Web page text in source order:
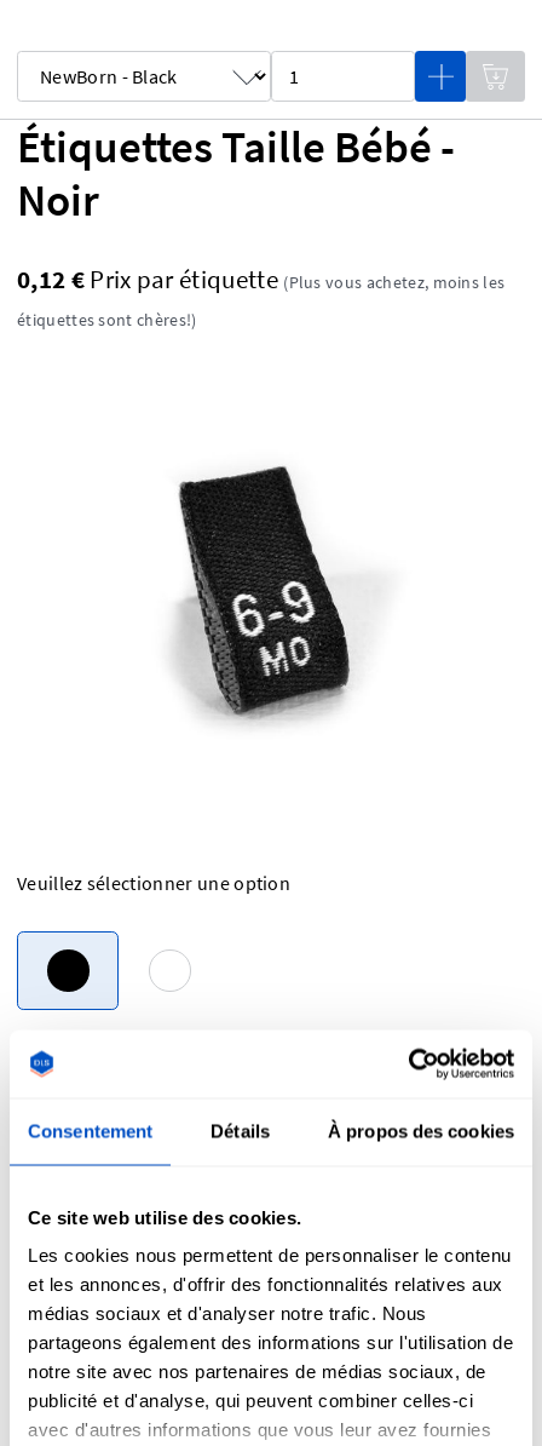
Consentement Détails À propos des cookies
Ce site web utilise des cookies.
Les cookies nous permettent de personnaliser le contenu
et les annonces, d'offrir des fonctionnalités relatives aux
médias sociaux et d'analyser notre trafic. Nous
partageons également des informations sur l'utilisation de
notre site avec nos partenaires de médias sociaux, de
publicité et d'analyse, qui peuvent combiner celles-ci
avec d'autres informations que vous leur avez fournies
Étiquettes Taille Bébé -
Noir
0,12 €Prix ​​par étiquette (Plus vous achetez, moins les
étiquettes sont chères!)
Veuillez sélectionner une option
Vous aurez toujours le besoin d'étiqueter clairement vos
sont destinées à être pliées en deux et cousues dans une
couture. Dans de nombreux cas, les couturiers les
appliquent d'abord à l'étiquette de la marque principale,
puis attachent le jeu d'étiquettes à un article.
Étiquettes pour Nouveau-né, 0-3 MO, 3-6 MO, 6-9 MO, 9-12
MO, 12-18 MO ou 18-24 MO. La taille de ces étiquettes est 1 x
4 cm / 0,39" x 1,57"